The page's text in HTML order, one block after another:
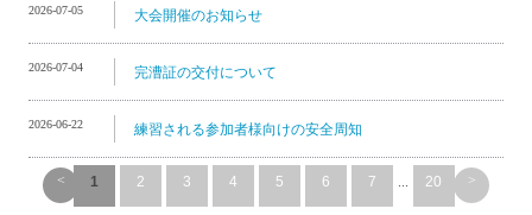
2026-07-05 大会開催のお知らせ
2026-07-04 完漕証の交付について
2026-06-22 練習される参加者様向けの安全周知
< 1 2 3 4 5 6 7 ... 20 >